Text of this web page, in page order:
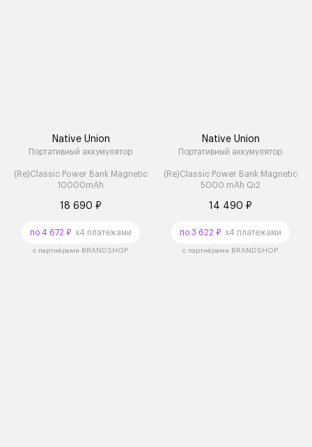
Native Union
Портативный аккумулятор
(Re)Classic Power Bank Magnetic
10000mAh
18 690 ₽
по 4 672 ₽x4 платежами
с партнёрами BRANDSHOP
Native Union
Портативный аккумулятор
(Re)Classic Power Bank Magnetic
5000 mAh Qi2
14 490 ₽
по 3 622 ₽x4 платежами
с партнёрами BRANDSHOP